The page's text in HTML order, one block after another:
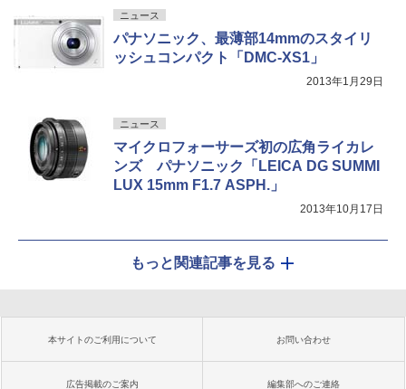
ニュース
パナソニック、最薄部14mmのスタイリ
ッシュコンパクト「DMC-XS1」
2013年1月29日
ニュース
マイクロフォーサーズ初の広角ライカレ
ンズ パナソニック「LEICA DG SUMMI
LUX 15mm F1.7 ASPH.」
2013年10月17日
もっと関連記事を見る
本サイトのご利用について お問い合わせ
広告掲載のご案内 編集部へのご連絡